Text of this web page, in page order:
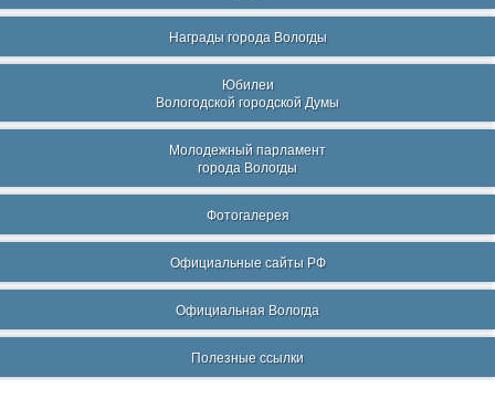
Награды города Вологды
Юбилеи
Вологодской городской Думы
Молодежный парламент
города Вологды
Фотогалерея
Официальные сайты РФ
Официальная Вологда
Полезные ссылки